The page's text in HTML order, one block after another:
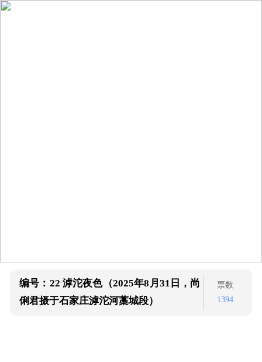
编号：22 滹沱夜色（2025年8月31日，尚
俐君摄于石家庄滹沱河藁城段）
票数
1394